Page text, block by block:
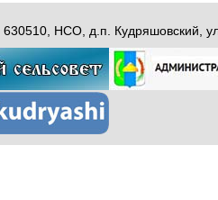
630510, НСО, д.п. Кудряшовский,